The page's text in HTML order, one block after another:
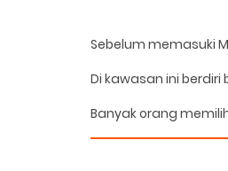
Sebelum memasuki
Di kawasan ini
Banyak orang